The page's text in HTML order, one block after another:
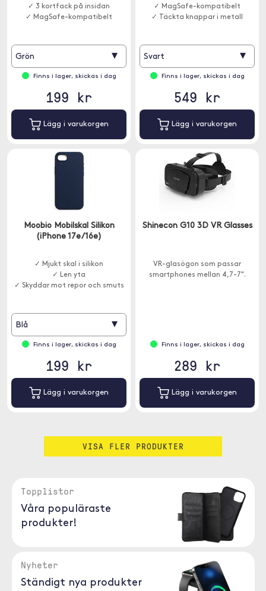
✓ 3 kortfack på insidan
✓ MagSafe-kompatibelt
Grön ▾
Finns i lager, skickas i dag
199 kr
Lägg i varukorgen
✓ MagSafe-kompatibelt
✓ Täckta knappar i metall
Svart ▾
Finns i lager, skickas i dag
549 kr
Lägg i varukorgen
Moobio Mobilskal Silikon
(iPhone 17e/16e)
✓ Mjukt skal i silikon
✓ Len yta
✓ Skyddar mot repor och smuts
Blå ▾
Finns i lager, skickas i dag
199 kr
Lägg i varukorgen
Shinecon G10 3D VR Glasses
VR-glasögon som passar
smartphones mellan 4,7-7".
Finns i lager, skickas i dag
289 kr
Lägg i varukorgen
VISA FLER PRODUKTER
Topplistor
Våra populäraste
produkter!
Nyheter
Ständigt nya produkter